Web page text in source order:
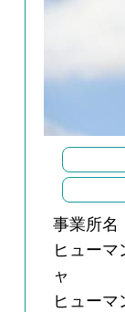
事業所名
ヒュー
ャ
ヒュー